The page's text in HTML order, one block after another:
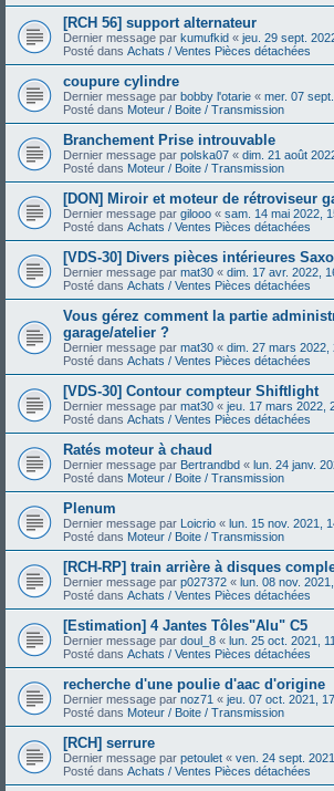
[RCH 56] support alternateur
Dernier message par kumufkid « jeu. 29 sept.
Posté dans Achats / Ventes Pièces détachées
coupure cylindre
Dernier message par bobby l'otarie « mer. 07
Posté dans Moteur / Boite / Transmission
Branchement Prise introuvable
Dernier message par polska07 « dim. 21 août
Posté dans Moteur / Boite / Transmission
[DON] Miroir et moteur de rétroviseur
Dernier message par gilooo « sam. 14 mai 2022,
Posté dans Achats / Ventes Pièces détachées
[VDS-30] Divers pièces intérieures Saxo
Dernier message par mat30 « dim. 17 avr. 2022,
Posté dans Achats / Ventes Pièces détachées
Vous gérez comment la partie
garage/atelier ?
Dernier message par mat30 « dim. 27 mars 2022,
Posté dans Achats / Ventes Pièces détachées
[VDS-30] Contour compteur Shiftlight
Dernier message par mat30 « jeu. 17 mars 2022,
Posté dans Achats / Ventes Pièces détachées
Ratés moteur à chaud
Dernier message par Bertrandbd « lun. 24 janv.
Posté dans Moteur / Boite / Transmission
Plenum
Dernier message par Loicrio « lun. 15 nov. 2021,
Posté dans Moteur / Boite / Transmission
[RCH-RP] train arrière à disques
Dernier message par p027372 « lun. 08 nov.
Posté dans Achats / Ventes Pièces détachées
[Estimation] 4 Jantes Tôles"Alu" C5
Dernier message par doul_8 « lun. 25 oct. 2021,
Posté dans Achats / Ventes Pièces détachées
recherche d'une poulie d'aac d'origine
Dernier message par noz71 « jeu. 07 oct. 2021,
Posté dans Moteur / Boite / Transmission
[RCH] serrure
Dernier message par petoulet « ven. 24 sept.
Posté dans Achats / Ventes Pièces détachées